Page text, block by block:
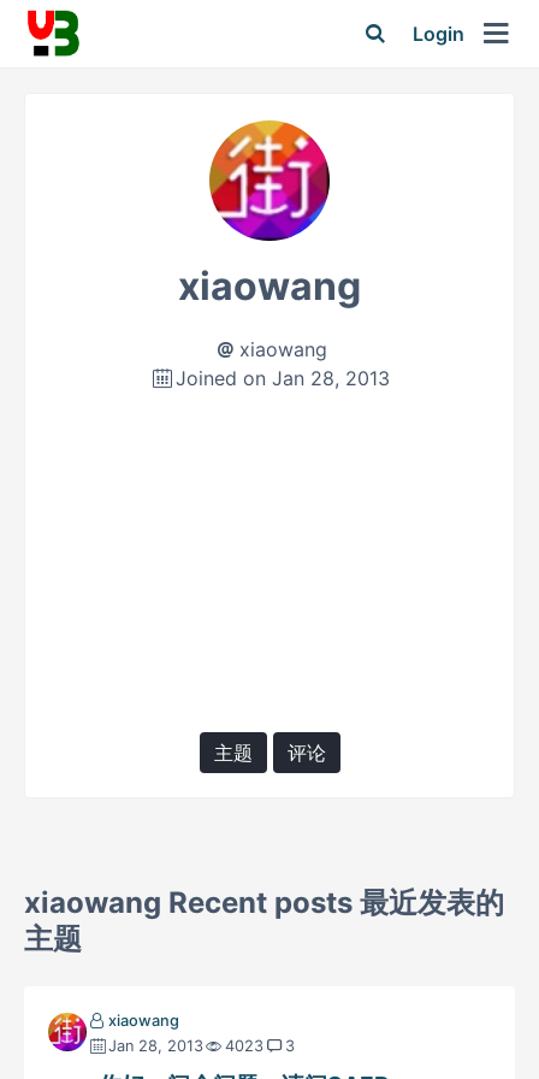
Login
xiaowang
xiaowang
Joined on Jan 28, 2013
主题 评论
xiaowang Recent posts 最近发表的
主题
xiaowang
Jan 28, 2013
4023 3